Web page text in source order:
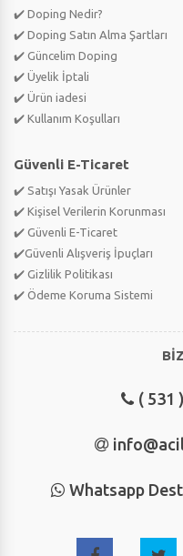
✔️ Doping Nedir?
✔️ Doping Satın Alma Şartları
✔️ Güncelim Doping
✔️ Üyelik İptali
✔️ Ürün iadesi
✔️ Kullanım Koşulları
Güvenli E-Ticaret
✔️ Satışı Yasak Ürünler
✔️ Kişisel Verilerin Korunması
✔️ Güvenli E-Ticaret
✔️Güvenli Alışveriş İpuçları
✔️ Gizlilik Politikası
✔️ Ödeme Koruma Sistemi
( 531
Whatsapp